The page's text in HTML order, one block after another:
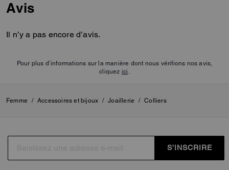
Avis
Il n’y a pas encore d’avis.
Pour plus d’informations sur la manière dont nous vérifions nos avis,
cliquez ici
Femme / Accessoires et bijoux / Joaillerie / Colliers
S’INSCRIRE